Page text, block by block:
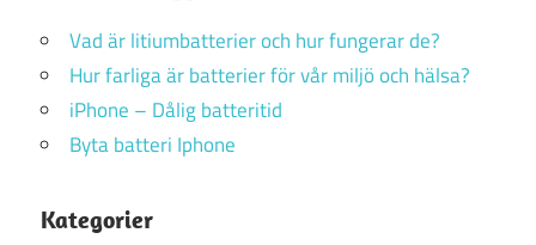
Vad är litiumbatterier och hur fungerar de?
Hur farliga är batterier för vår miljö och hälsa?
iPhone – Dålig batteritid
Byta batteri Iphone
Kategorier